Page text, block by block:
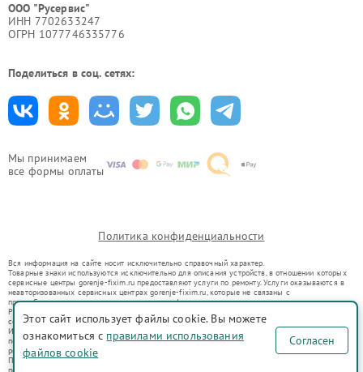
Мы принимаем
все формы оплаты
ООО "Русервис"
ИНН 7702633247
ОГРН 1077746335776
Поделиться в соц. сетях:
Политика конфиденциальности
Вся информация на сайте носит исключительно справочный характер.
Товарные знаки используются исключительно для описания устройств, в отношении которых
сервисные центры gorenje-fixim.ru предоставляют услуги по ремонту. Услуги оказываются в
неавторизованных сервисных центрах gorenje-fixim.ru, которые не связаны с
правообладателями товарных знаков или их официальными представителями.
Ремонт осуществляется для устройств, уже введенных в гражданский оборот в соответствии
со статьей 1487 ГК РФ.
Использование товарных знаков не преследует цели индивидуализации услуг или введения
потребителей в заблуждение, а служит для информирования о предоставляемых услугах по
ремонту техники указанных брендов.
Представленная на сайте информация не является публичной офертой, определяемой
Этот сайт использует файлы cookie. Вы можете
ознакомиться с правилами использования
файлов cookie
Согласен